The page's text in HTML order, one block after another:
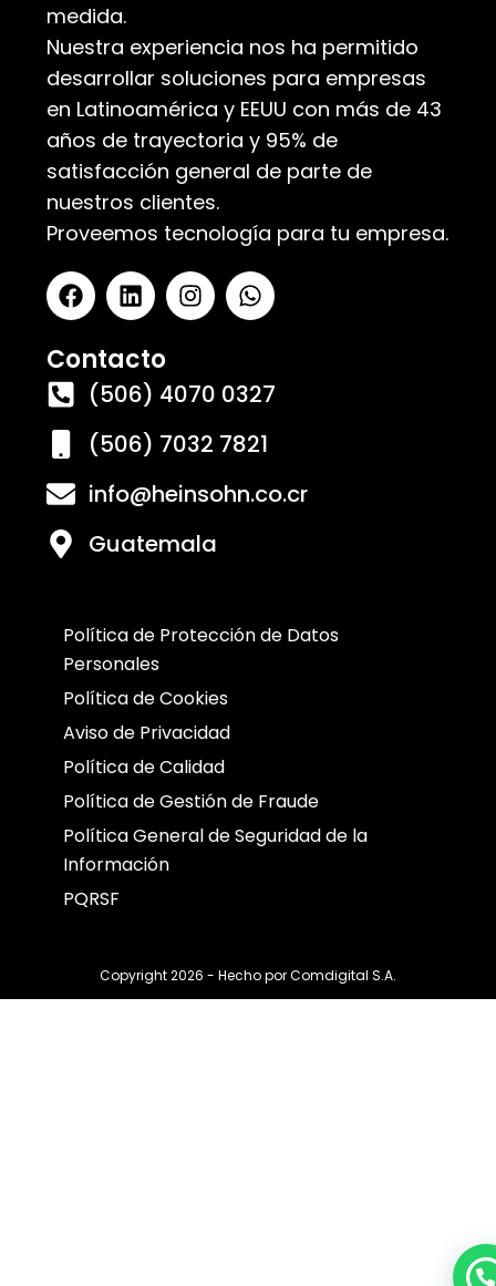
medida.
Nuestra experiencia nos ha permitido
desarrollar soluciones para empresas
en Latinoamérica y EEUU con más de 43
años de trayectoria y 95% de
satisfacción general de parte de
nuestros clientes.
Proveemos tecnología para tu empresa.
Contacto
(506) 4070 0327
(506) 7032 7821
info@heinsohn.co.cr
Guatemala
Política de Protección de Datos
Personales
Política de Cookies
Aviso de Privacidad
Política de Calidad
Política de Gestión de Fraude
Política General de Seguridad de la
Información
PQRSF
Copyright 2026 - Hecho porComdigital S.A.